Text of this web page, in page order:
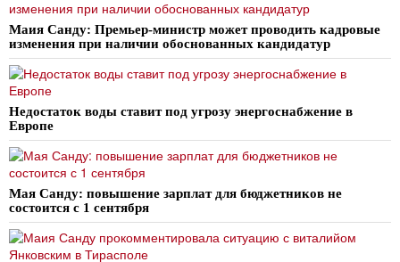
Маия Санду: Премьер-министр может проводить кадровые
изменения при наличии обоснованных кандидатур
Недостаток воды ставит под угрозу энергоснабжение в
Европе
Мая Санду: повышение зарплат для бюджетников не
состоится с 1 сентября